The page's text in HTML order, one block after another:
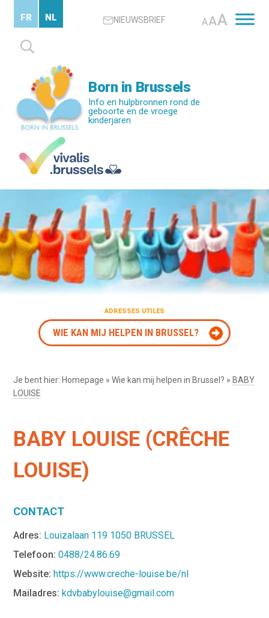
content
NIEUWSBRIEF AAA
Zoeken
naar:
FR NL
Born in Brussels
Info en hulpbronnen rond de
geboorte en de vroege
kinderjaren
ADRESSES UTILES
WIE KAN MIJ HELPEN IN BRUSSEL?
Je bent hier: Homepage »Wie kan mij helpen in Brussel? » BABY
LOUISE
BABY LOUISE (CRÊCHE
LOUISE)
CONTACT
Adres: Louizalaan 119 1050 BRUSSEL
Telefoon: 0488/24.86.69
Website:https://www.creche-louise.be/nl
Mailadres: kdvbabylouise@gmail.com